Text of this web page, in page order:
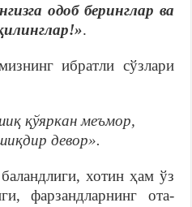
одоб беринглар ва
.
ибратли сўзлари
қўяркан меъмор,
девор».
хотин ҳам ўз
фарзандларнинг ота-